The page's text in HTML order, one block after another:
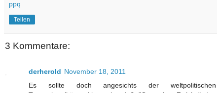
ppq
Teilen
3 Kommentare:
derherold November 18, 2011
Es sollte doch angesichts der weltpolitischen